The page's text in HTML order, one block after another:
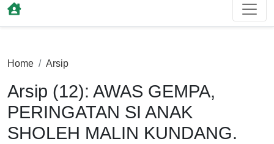
Home Arsip
Arsip (12): AWAS GEMPA,
PERINGATAN SI ANAK
SHOLEH MALIN KUNDANG.